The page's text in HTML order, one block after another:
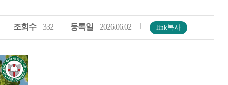
조회수 332 등록일 2026.06.02